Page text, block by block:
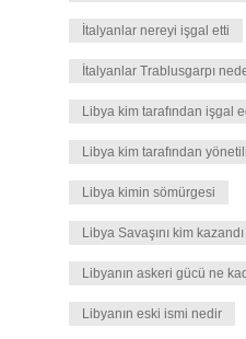
İtalyanlar nereyi işgal etti
İtalyanlar Trablusgarpı
Libya kim tarafından işgal
Libya kim tarafından
Libya kimin sömürgesi
Libya Savaşını kim kazandı
Libyanın askeri gücü ne
Libyanın eski ismi nedir